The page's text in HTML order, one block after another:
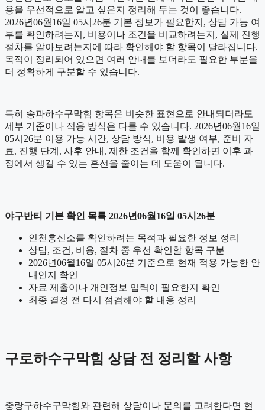
용을 우선적으로 알고 싶은지 정리해 두는 것이 좋습니다.
2026년06월16일 05시26분 기본 정보가 필요한지, 상담 가능 여
부를 확인하려는지, 비용이나 조건을 비교하려는지, 실제 진행
절차를 알아보려는지에 따라 확인해야 할 항목이 달라집니다.
목적이 정리되어 있으면 여러 안내를 보더라도 필요한 부분을
더 정확하게 구분할 수 있습니다.
특히 송파하수구막힘 항목은 비슷한 표현으로 안내되더라도
세부 기준이나 적용 방식은 다를 수 있습니다. 2026년06월16일
05시26분 이용 가능 시간, 상담 방식, 비용 발생 여부, 준비 자
료, 진행 단계, 사후 안내, 제한 조건을 함께 확인하면 이후 과
정에서 생길 수 있는 혼선을 줄이는 데 도움이 됩니다.
야구반티 기본 확인 목록 2026년06월16일 05시26분
인천흥신소를 확인하려는 목적과 필요한 정보 정리
상담, 조건, 비용, 절차 중 우선 확인할 항목 구분
2026년06월16일 05시26분 기준으로 현재 적용 가능한 안
내인지 확인
자료 제출이나 개인정보 입력이 필요한지 확인
최종 결정 전 다시 점검해야 할 내용 정리
구로하수구막힘 상담 전 정리할 사항
중랑구하수구막힘와 관련해 상담이나 문의를 고려한다면 현